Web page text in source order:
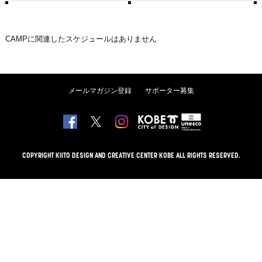
CAMPに関連したスケジュールはありません
メールマガジン登録 サポーター募集
COPYRIGHT KIITO DESIGN AND CREATIVE CENTER KOBE ALL RIGHTS RESERVED.